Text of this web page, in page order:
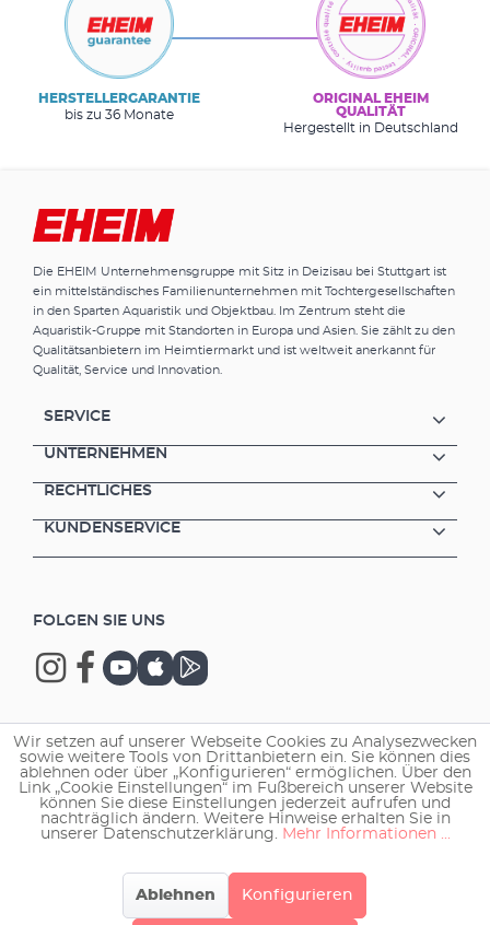
HERSTELLERGARANTIE
bis zu 36 Monate
ORIGINAL EHEIM
QUALITÄT
Hergestellt in Deutschland
Die EHEIM Unternehmensgruppe mit Sitz in Deizisau bei Stuttgart ist
ein mittelständisches Familienunternehmen mit Tochtergesellschaften
in den Sparten Aquaristik und Objektbau. Im Zentrum steht die
Aquaristik-Gruppe mit Standorten in Europa und Asien. Sie zählt zu den
Qualitätsanbietern im Heimtiermarkt und ist weltweit anerkannt für
Qualität, Service und Innovation.
SERVICE
UNTERNEHMEN
RECHTLICHES
KUNDENSERVICE
FOLGEN SIE UNS
Copyright © 2026 EHEIM GmbH & Co. KG.
Wir setzen auf unserer Webseite Cookies zu Analysezwecken
sowie weitere Tools von Drittanbietern ein. Sie können dies
ablehnen oder über „Konfigurieren“ ermöglichen. Über den
Link „Cookie Einstellungen“ im Fußbereich unserer Website
können Sie diese Einstellungen jederzeit aufrufen und
nachträglich ändern. Weitere Hinweise erhalten Sie in
unserer Datenschutzerklärung. Mehr Informationen ...
Ablehnen Konfigurieren